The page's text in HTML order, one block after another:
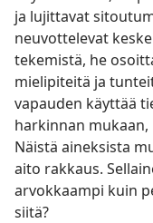
ja lujittavat
neuvottelevat
tekemistä, he
mielipiteitä ja
vapauden käyttää
harkinnan
Näistä aineksista
aito rakkaus.
arvokkaampi kuin
siitä?